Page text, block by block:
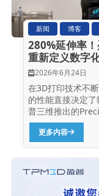
新闻 博客
280%延伸率
重新定义数字
2026年6月24日
在3D打印技术不
的性能直接决定
普三维推出的
感温润似玉，筋骨
印精度和良好的
辅具制造的理想选择。 外观触感：温
Precimid1190共
然色，经过蒸汽平
透明感进一步加
光滑温润，让人
更多内容